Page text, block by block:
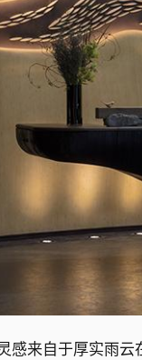
感来自于厚实雨